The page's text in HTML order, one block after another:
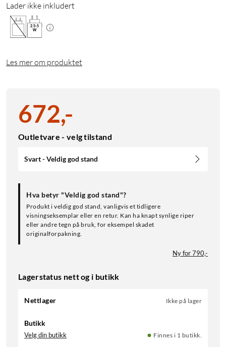
Lader ikke inkludert
2.5-5
W
Les mer om produktet
672,-
Outletvare - velg tilstand
Svart - Veldig god stand
Hva betyr "Veldig god stand"?
Produkt i veldig god stand, vanligvis et tidligere
visningseksemplar eller en retur. Kan ha knapt synlige riper
eller andre tegn på bruk, for eksempel skadet
originalforpakning.
Ny for 790,-
Lagerstatus nett og i butikk
Nettlager Ikke på lager
Butikk
Velg din butikk Finnes i 1 butikk.